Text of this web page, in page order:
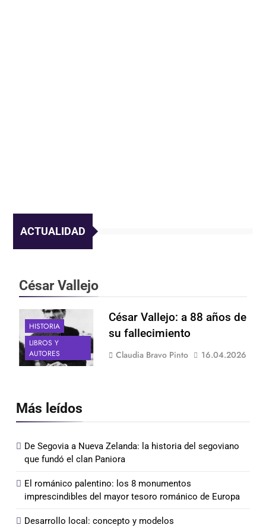
ACTUALIDAD
Más leídos
De Segovia a Nueva Zelanda: la historia del segoviano
que fundó el clan Paniora
El románico palentino: los 8 monumentos
imprescindibles del mayor tesoro románico de Europa
Desarrollo local: concepto y modelos
César Vallejo
HISTORIA
LIBROS Y
AUTORES
César Vallejo: a 88 años de
su fallecimiento
Claudia Bravo Pinto 16.04.2026